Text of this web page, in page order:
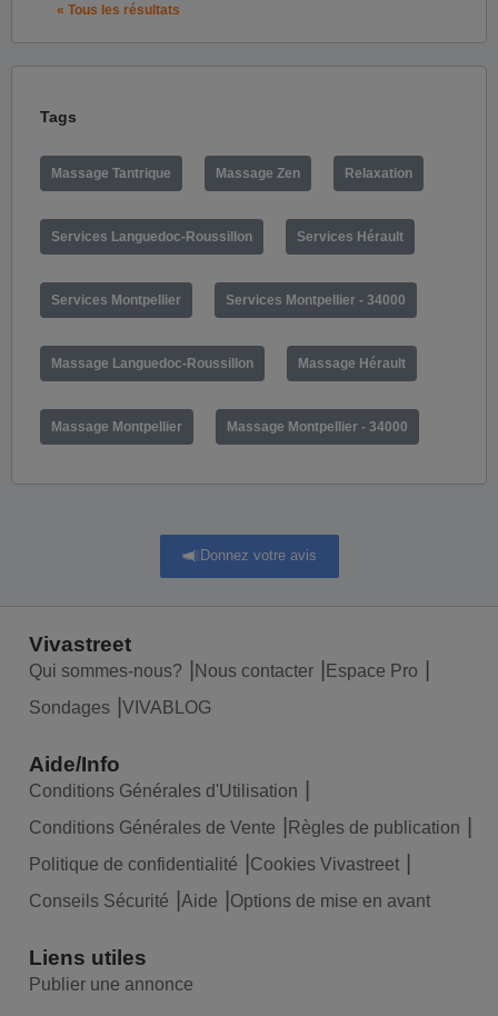
« Tous les résultats
Tags
Massage Tantrique Massage Zen Relaxation
Services Languedoc-Roussillon Services Hérault
Services Montpellier Services Montpellier - 34000
Massage Languedoc-Roussillon Massage Hérault
Massage Montpellier Massage Montpellier - 34000
Donnez votre avis
Vivastreet
Qui sommes-nous? Nous contacter
Espace Pro
Sondages
VIVABLOG
Aide/Info
Conditions Générales d'Utilisation
Conditions Générales de Vente
Règles de publication
Politique de confidentialité
Cookies Vivastreet
Conseils Sécurité
Aide Options de mise en avant
Liens utiles
Publier une annonce